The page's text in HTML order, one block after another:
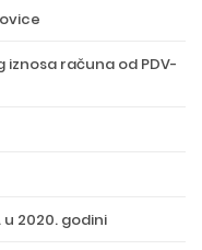
računa od PDV-
u 2020. godini